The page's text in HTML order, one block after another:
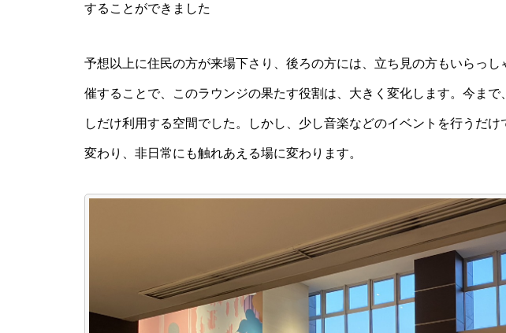
することができました
予想以上に住民の方が来場下さり、後ろの方には、立ち見の方もいらっ
催することで、このラウンジの果たす役割は、大きく変化します。今ま
しだけ利用する空間でした。しかし、少し音楽などのイベントを行うだけ
変わり、非日常にも触れあえる場に変わります。